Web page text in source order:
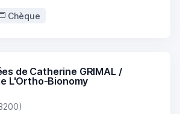
Chèque
de Catherine GRIMAL /
L'Ortho-Bionomy